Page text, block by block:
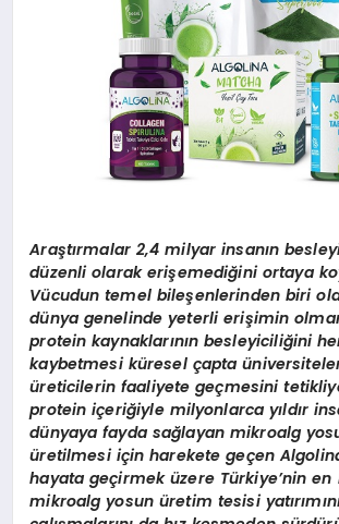
Araştırmalar 2,4 milyar insanın
düzenli olarak erişemediğini ortaya
Vücudun temel bileşenlerinden biri
dünya genelinde yeterli erişimin
protein kaynaklarının besleyiciliğini
kaybetmesi küresel çapta
üreticilerin faaliyete geçmesini
protein içeriğiyle milyonlarca yıldır
dünyaya fayda sağlayan mikroalg
üretilmesi için harekete geçen
hayata geçirmek üzere Türkiye’nin en
mikroalg yosun üretim tesisi